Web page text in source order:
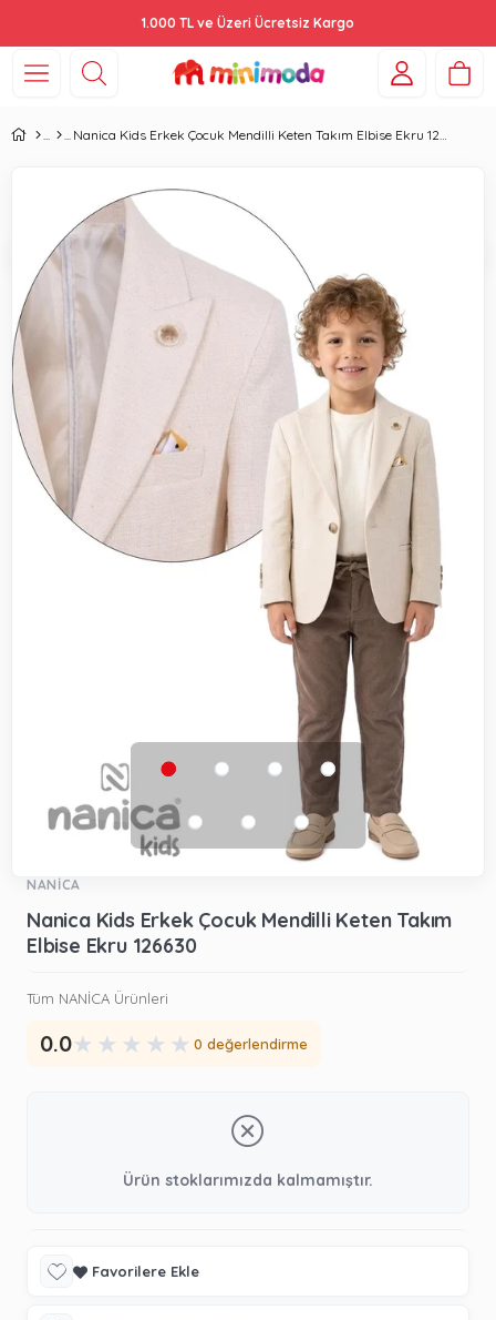
1.000 TL ve Üzeri Ücretsiz Kargo
Nanica Kids Erkek Çocuk Mendilli Keten Takım Elbise Ekru 126630
NANİCA
Nanica Kids Erkek Çocuk Mendilli Keten Takım
Elbise Ekru 126630
Tüm NANİCA Ürünleri
0.0★ ★ ★ ★ ★ 0 değerlendirme
Ürün stoklarımızda kalmamıştır.
Favorilere Ekle